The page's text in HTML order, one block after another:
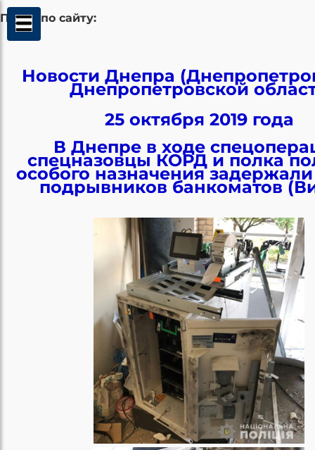
Поиск по сайту:
Новости Днепра
Днепропетровской
25 октября 2019 года
В Днепре в ходе
спецназовцы КОРД и полка
особого назначения
подрывников банкоматов